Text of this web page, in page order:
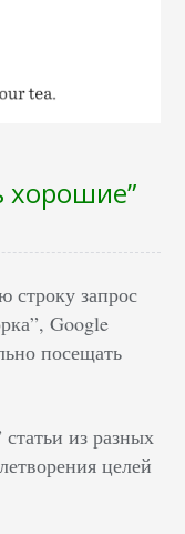
хорошие”
строку запрос
Google
посещать
из разных
целей